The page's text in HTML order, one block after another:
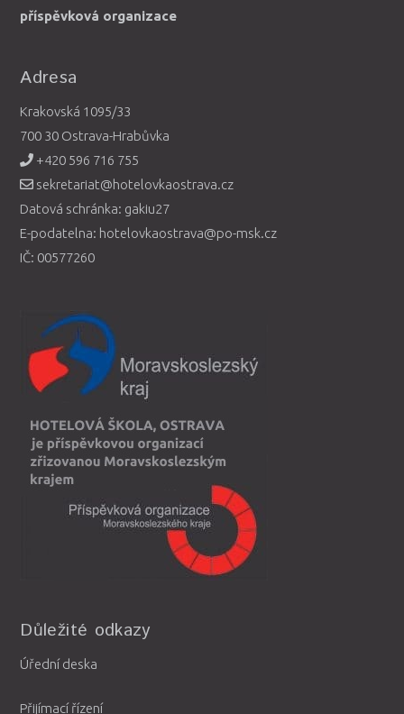
příspěvková organizace
Adresa
Krakovská 1095/33
700 30 Ostrava-Hrabůvka
+420 596 716 755
sekretariat@hotelovkaostrava.cz
Datová schránka: gakiu27
E-podatelna: hotelovkaostrava@po-msk.cz
IČ: 00577260
Důležité odkazy
Úřední deska
Přijímací řízení